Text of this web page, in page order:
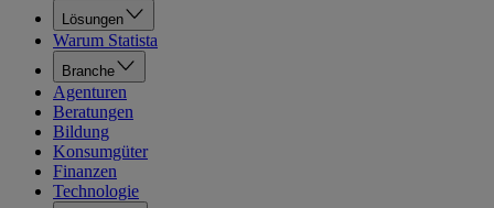
Lösungen
Warum Statista
Branche
Agenturen
Beratungen
Bildung
Konsumgüter
Finanzen
Technologie